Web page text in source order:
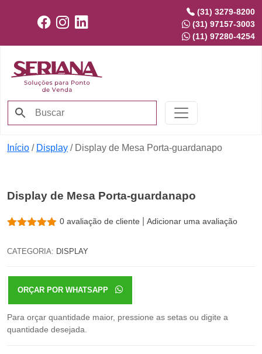
(31) 3279-8200
(31) 97157-3003
(11) 97280-4254
Início / Display / Display de Mesa Porta-guardanapo
Display de Mesa Porta-guardanapo
0 avaliação de cliente |Adicionar uma avaliação
CATEGORIA: DISPLAY
ORÇAR POR WHATSAPP
Para orçar quantidade maior, pressione as setas ou digite a
quantidade desejada.